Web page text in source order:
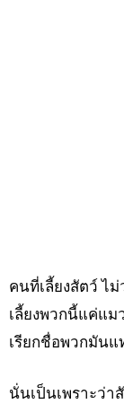
คนที่เลี้ยงสัตว์ ไ
เลี้ยงพวกนี้แค่แม
เรียกชื่อพวกมัน
นั่นเป็นเพราะว่า